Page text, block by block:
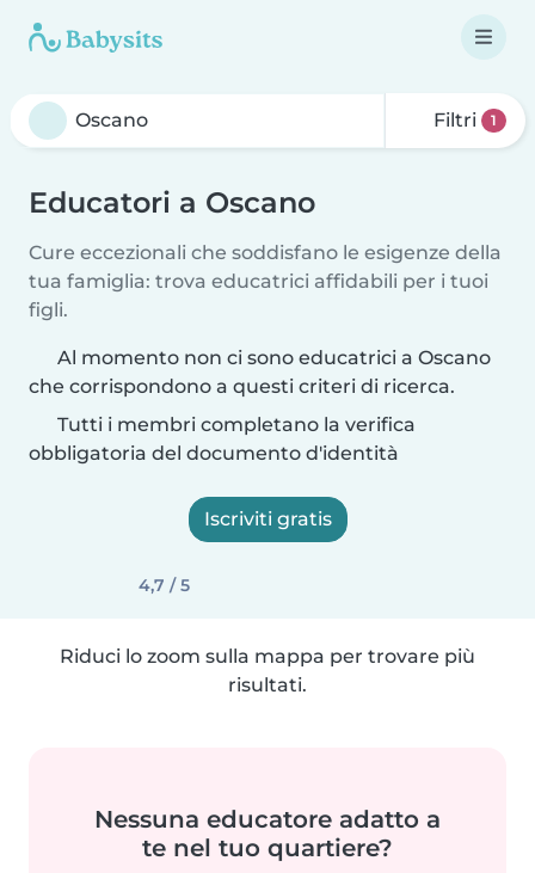
Filtri 1
Educatori a Oscano
Cure eccezionali che soddisfano le esigenze della
tua famiglia: trova educatrici affidabili per i tuoi
figli.
Al momento non ci sono educatrici a Oscano
che corrispondono a questi criteri di ricerca.
Tutti i membri completano la verifica
obbligatoria del documento d'identità
Iscriviti gratis
4,7 / 5
Riduci lo zoom sulla mappa per trovare più
risultati.
Nessuna educatore adatto a
te nel tuo quartiere?